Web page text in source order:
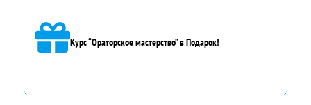
Курс “Ораторское мастерство” в Подарок!